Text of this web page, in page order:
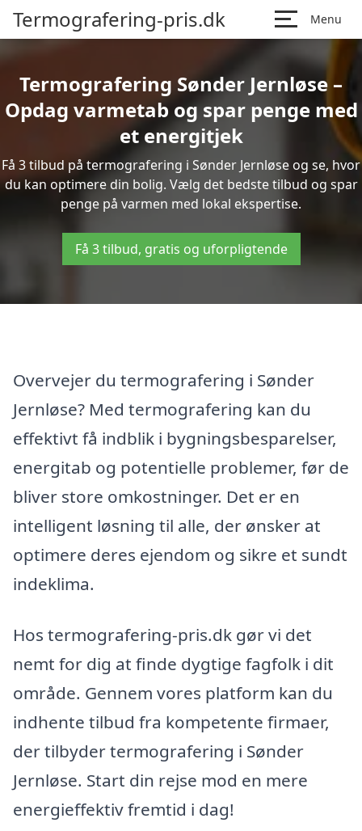
Termografering-pris.dk Menu
Termografering Sønder Jernløse –
Opdag varmetab og spar penge med
et energitjek
Få 3 tilbud på termografering i Sønder Jernløse og se, hvor
du kan optimere din bolig. Vælg det bedste tilbud og spar
penge på varmen med lokal ekspertise.
Få 3 tilbud, gratis og uforpligtende
Overvejer du termografering i Sønder
Jernløse? Med termografering kan du
effektivt få indblik i bygningsbesparelser,
energitab og potentielle problemer, før de
bliver store omkostninger. Det er en
intelligent løsning til alle, der ønsker at
optimere deres ejendom og sikre et sundt
indeklima.
Hos termografering-pris.dk gør vi det
nemt for dig at finde dygtige fagfolk i dit
område. Gennem vores platform kan du
indhente tilbud fra kompetente firmaer,
der tilbyder termografering i Sønder
Jernløse. Start din rejse mod en mere
energieffektiv fremtid i dag!